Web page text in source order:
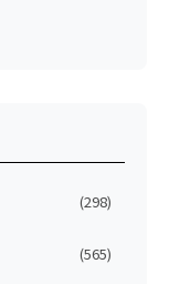
(298)
(565)